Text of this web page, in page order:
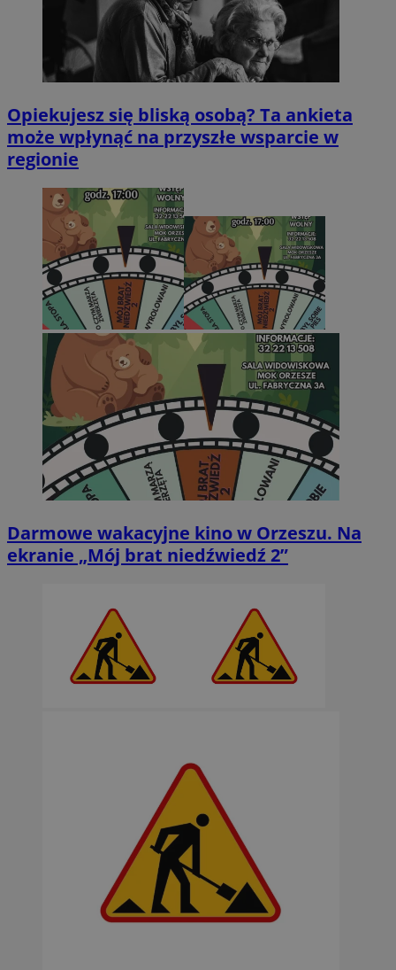
Opiekujesz się bliską osobą? Ta ankieta
może wpłynąć na przyszłe wsparcie w
regionie
Darmowe wakacyjne kino w Orzeszu. Na
ekranie „Mój brat niedźwiedź 2”